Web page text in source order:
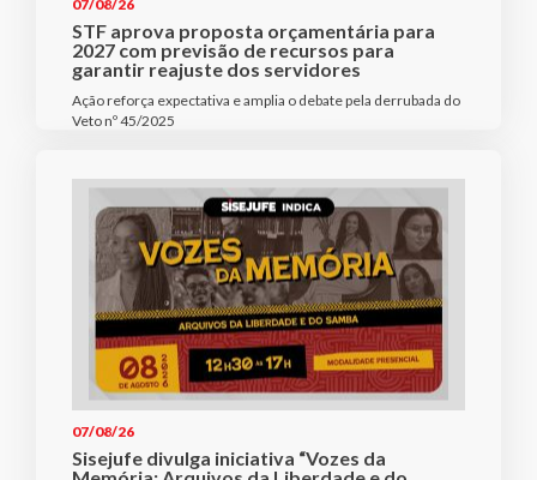
07/08/26
STF aprova proposta orçamentária para
2027 com previsão de recursos para
garantir reajuste dos servidores
Ação reforça expectativa e amplia o debate pela derrubada do
Veto nº 45/2025
07/08/26
Sisejufe divulga iniciativa “Vozes da